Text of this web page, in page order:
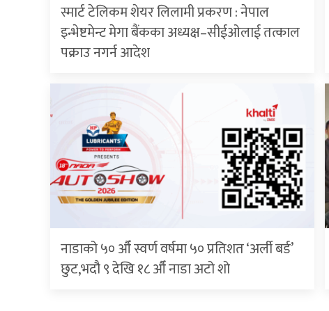
स्मार्ट टेलिकम शेयर लिलामी प्रकरण : नेपाल
इन्भेष्टमेन्ट मेगा बैंकका अध्यक्ष–सीईओलाई तत्काल
पक्राउ नगर्न आदेश
नाडाको ५० औँ स्वर्ण वर्षमा ५० प्रतिशत ‘अर्ली बर्ड’
छुट,भदौ ९ देखि १८ औँ नाडा अटो शो